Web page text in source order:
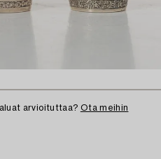
arvioituttaa? Ota meihin